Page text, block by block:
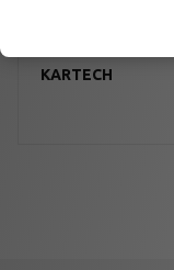
KARTECH